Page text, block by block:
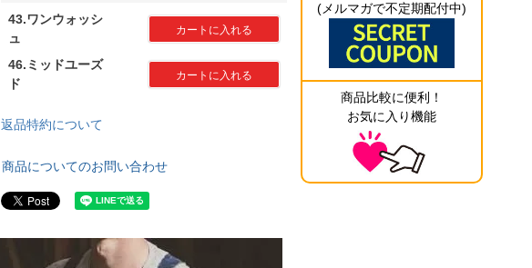
43.ワンウォッシ
ュ
カートに入れる
46.ミッドユーズ
ド
カートに入れる
返品特約について
商品についてのお問い合わせ
(メルマガで不定期配付中)
商品比較に便利！
お気に入り機能